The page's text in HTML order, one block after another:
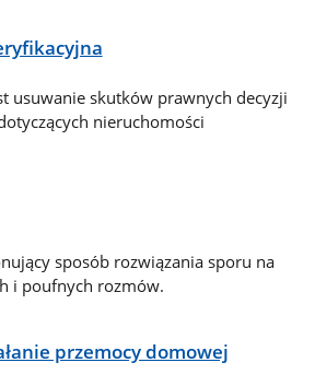
usuwanie skutków prawnych decyzji
nieruchomości
sposób rozwiązania sporu na
i poufnych rozmów.
przemocy domowej